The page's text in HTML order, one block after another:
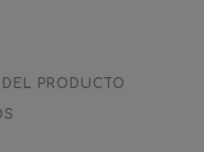
PRODUCTO